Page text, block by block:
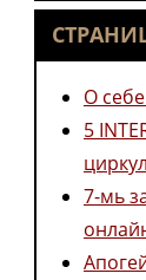
О
5
7-мь